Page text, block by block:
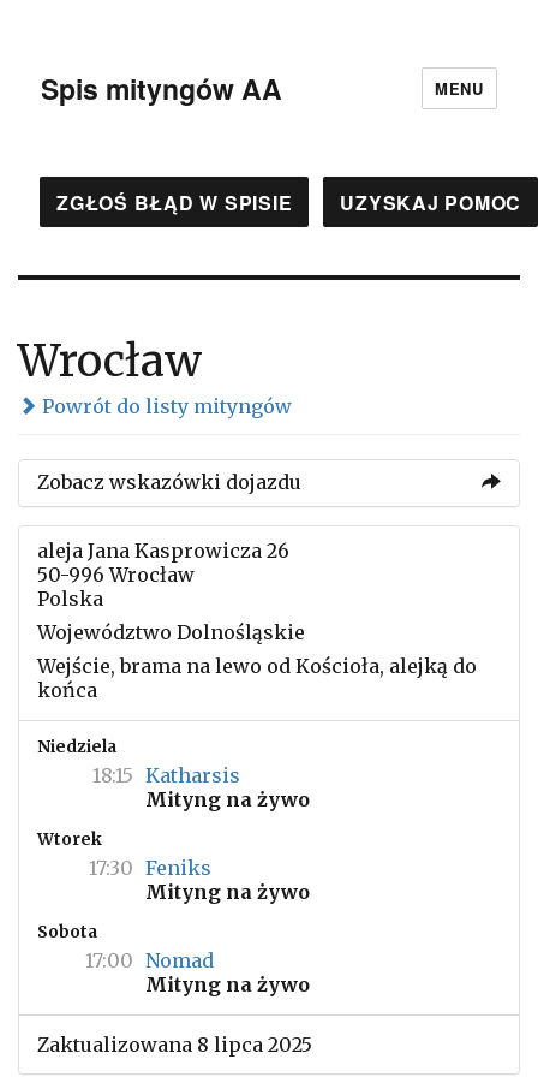
Spis mityngów AA MENU
ZGŁOŚ BŁĄD W SPISIE UZYSKAJ POMOC
Wrocław
Powrót do listy mityngów
Zobacz wskazówki dojazdu
aleja Jana Kasprowicza 26
50-996 Wrocław
Polska
Województwo Dolnośląskie
Wejście, brama na lewo od Kościoła, alejką do
końca
Niedziela
18:15 Katharsis
Mityng na żywo
Wtorek
17:30 Feniks
Mityng na żywo
Sobota
17:00 Nomad
Mityng na żywo
Zaktualizowana 8 lipca 2025